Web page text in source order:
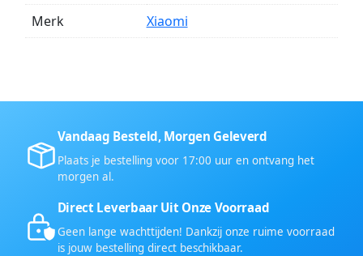
Merk Xiaomi
Vandaag Besteld, Morgen Geleverd
Plaats je bestelling voor 17:00 uur en ontvang het
morgen al.
Direct Leverbaar Uit Onze Voorraad
Geen lange wachttijden! Dankzij onze ruime voorraad
is jouw bestelling direct beschikbaar.